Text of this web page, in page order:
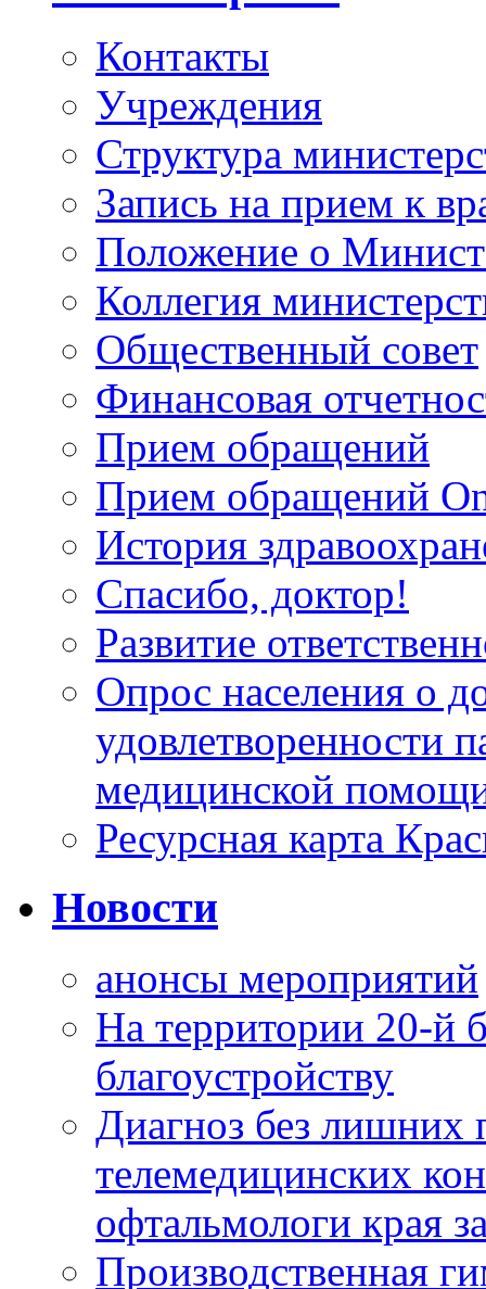
Контакты
Учреждения
Структура
Запись на прием к
Положение о
Коллегия
Общественный совет
Финансовая
Прием обращений
Прием обращений
История
Спасибо, доктор!
Развитие
Опрос населения о
удовлетворенности
медицинской
Ресурсная карта
Новости
анонсы мероприятий
На территории 20-й
благоустройству
Диагноз без лишних
телемедицинских
офтальмологи края
Производственная